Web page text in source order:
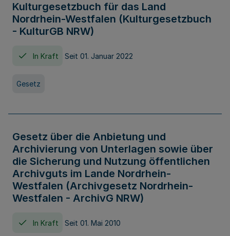
Kulturgesetzbuch für das Land
Nordrhein-Westfalen (Kulturgesetzbuch
- KulturGB NRW)
In Kraft Seit 01. Januar 2022
Gesetz
Gesetz über die Anbietung und
Archivierung von Unterlagen sowie über
die Sicherung und Nutzung öffentlichen
Archivguts im Lande Nordrhein-
Westfalen (Archivgesetz Nordrhein-
Westfalen - ArchivG NRW)
In Kraft Seit 01. Mai 2010